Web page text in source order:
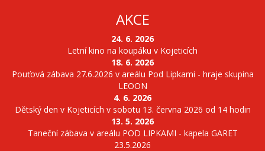
AKCE
24. 6. 2026
Letní kino na koupáku v Kojeticích
18. 6. 2026
Pouťová zábava 27.6.2026 v areálu Pod Lipkami - hraje skupina
LEOON
4. 6. 2026
Dětský den v Kojeticích v sobotu 13. června 2026 od 14 hodin
13. 5. 2026
Taneční zábava v areálu POD LIPKAMI - kapela GARET
23.5.2026